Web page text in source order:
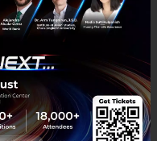
ArcGIS ส่องพิกัดแปลงปลูก
ะบบแผนที่อัจฉริยะ 'ArcGIS'
กวัตถุดิบอาหารสัตว์ ยกระดับ